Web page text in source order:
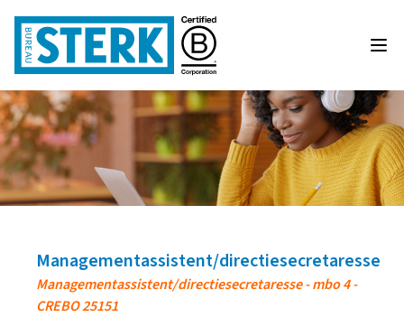
Managementassistent/directiesecretaresse
Managementassistent/directiesecretaresse - mbo 4 -
CREBO 25151